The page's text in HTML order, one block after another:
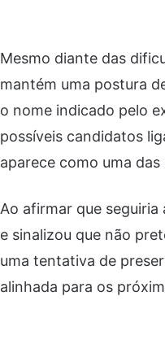
Mesmo diante das
mantém uma postura
o nome indicado pelo
possíveis candidatos
aparece como uma
Ao afirmar que
e sinalizou que não
uma tentativa de
alinhada para os